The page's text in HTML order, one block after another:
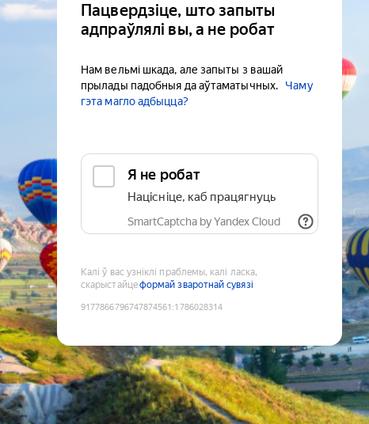
Пацвердзіце, што запыты
адпраўлялі вы, а не робат
Нам вельмі шкада, але запыты з вашай
прылады падобныя да аўтаматычных.
Чаму
гэта магло адбыцца?
Я не робат
Націсніце, каб працягнуць
SmartCaptcha by Yandex Cloud
Калі ў вас узніклі праблемы, калі ласка,
скарыстайцеформай зваротнай сувязі
9177866796747874561 :1786028314